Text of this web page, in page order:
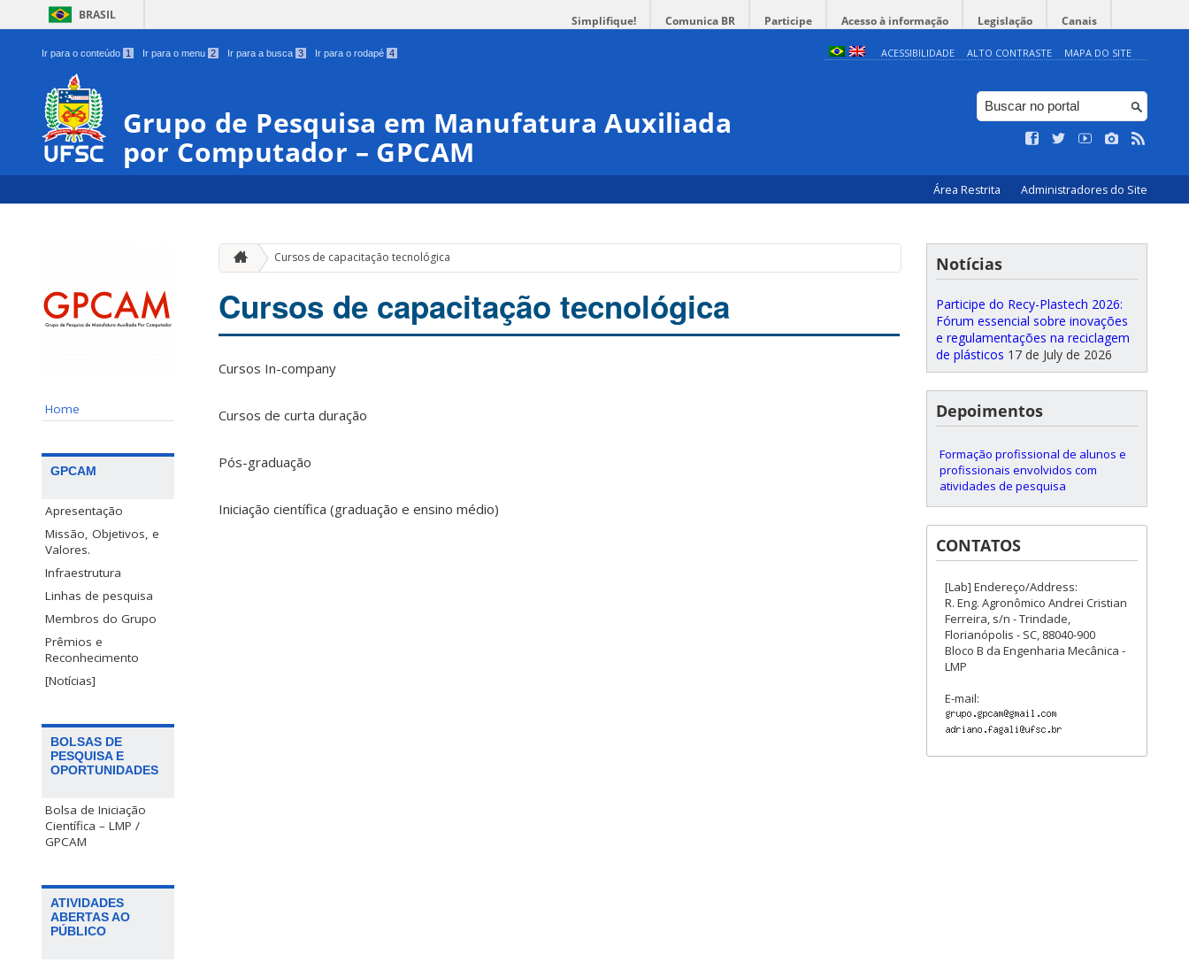
BRASIL Simplifique! Comunica BR Participe Acesso à informação Legislação Canais
Ir para o conteúdo 1 Ir para o menu 2 Ir para a busca 3 Ir para o rodapé 4 ACESSIBILIDADE ALTO CONTRASTE MAPA DO SITE
Grupo de Pesquisa em Manufatura Auxiliada
por Computador – GPCAM
Área Restrita Administradores do Site
Home
GPCAM
Apresentação
Missão, Objetivos, e
Valores.
Infraestrutura
Linhas de pesquisa
Membros do Grupo
Prêmios e
Reconhecimento
[Notícias]
BOLSAS DE
PESQUISA E
OPORTUNIDADES
Bolsa de Iniciação
Científica – LMP /
GPCAM
ATIVIDADES
ABERTAS AO
PÚBLICO
Cursos de capacitação tecnológica
Cursos de capacitação tecnológica
Cursos In-company
Cursos de curta duração
Pós-graduação
Iniciação científica (graduação e ensino médio)
Notícias
Participe do Recy-Plastech 2026:
Fórum essencial sobre inovações
e regulamentações na reciclagem
de plásticos 17 de July de 2026
Depoimentos
Formação profissional de alunos e
profissionais envolvidos com
atividades de pesquisa
CONTATOS
[Lab] Endereço/Address:
R. Eng. Agronômico Andrei Cristian
Ferreira, s/n - Trindade,
Florianópolis - SC, 88040-900
Bloco B da Engenharia Mecânica -
LMP
E-mail: